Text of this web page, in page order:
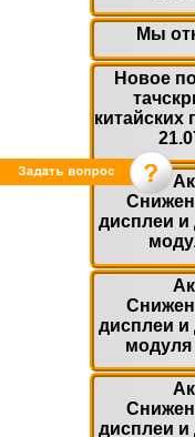
Мы
Новое
китайских
дисплеи
дисплеи
модуля
дисплеи